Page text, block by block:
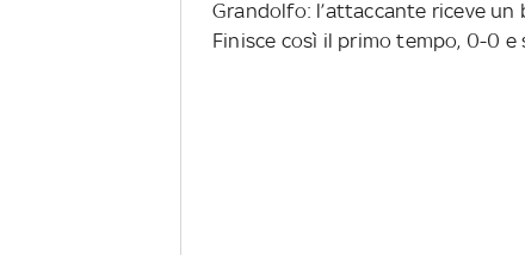
Grandolfo: l’attaccante riceve un
Finisce così il primo tempo, 0-0 e